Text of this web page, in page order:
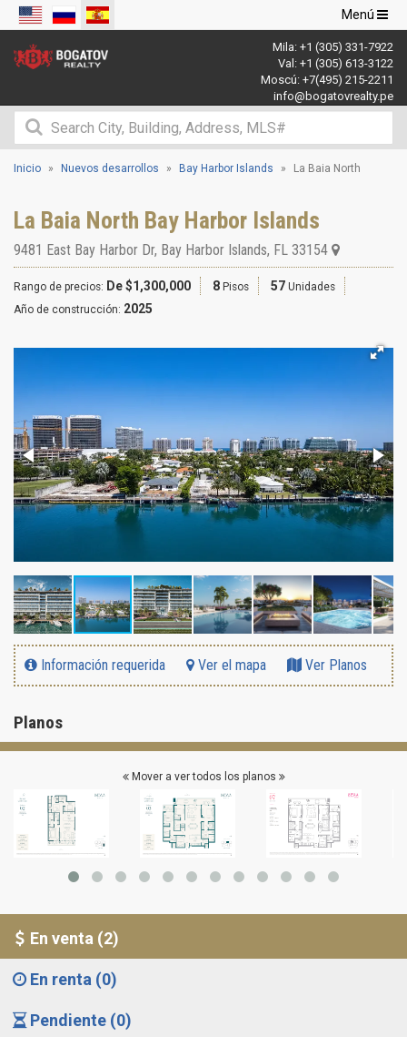
Navegación
de
palanca
Menú
Mila: +1 (305) 331-7922
Val: +1 (305) 613-3122
Moscú: +7(495) 215-2211
info@bogatovrealty.pe
Inicio Nuevos desarrollos Bay Harbor Islands La Baia North
La Baia North Bay Harbor Islands
9481 East Bay Harbor Dr, Bay Harbor Islands, FL 33154
Rango de precios: De $1,300,000 8 Pisos 57 Unidades
Año de construcción: 2025
Información requerida Ver el mapa Ver Planos
Planos
Mover a ver todos los planos
En venta (2)
En renta (0)
Pendiente (0)